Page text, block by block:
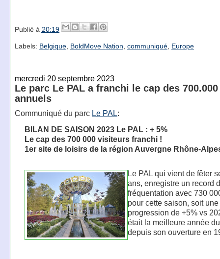
Publié à 20:19
Labels: Belgique, BoldMove Nation, communiqué, Europe
mercredi 20 septembre 2023
Le parc Le PAL a franchi le cap des
annuels
Communiqué du parc Le PAL:
BILAN DE SAISON 2023 Le PAL : + 5%
Le cap des 700 000 visiteurs franchi !
1er site de loisirs de la région Auvergne Rhône-
Le PAL qui vient de fêter
ans, enregistre un record
fréquentation avec 730
pour cette saison, soit une
progression de +5% vs
était la meilleure année
depuis son ouverture en